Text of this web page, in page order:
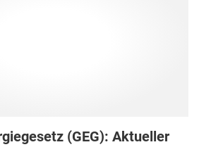
(GEG): Aktueller